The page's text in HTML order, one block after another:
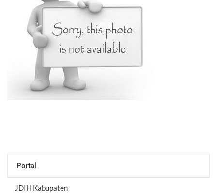
Portal
JDIH Kabupaten